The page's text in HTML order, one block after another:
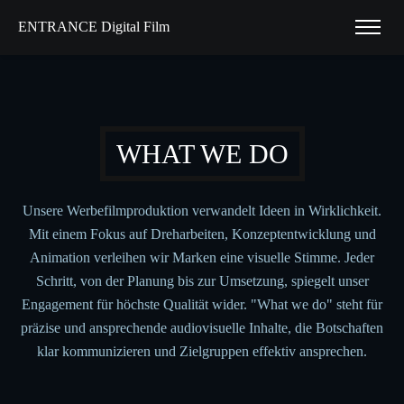
ENTRANCE Digital Film
WHAT WE DO
Unsere Werbefilmproduktion verwandelt Ideen in Wirklichkeit.
Mit einem Fokus auf Dreharbeiten, Konzeptentwicklung und
Animation verleihen wir Marken eine visuelle Stimme. Jeder
Schritt, von der Planung bis zur Umsetzung, spiegelt unser
Engagement für höchste Qualität wider. "What we do" steht für
präzise und ansprechende audiovisuelle Inhalte, die Botschaften
klar kommunizieren und Zielgruppen effektiv ansprechen.